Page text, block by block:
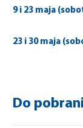
9 i 23 maja
23 i 30 maja
Do